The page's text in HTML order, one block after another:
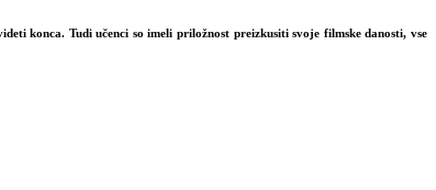
konca. Tudi učenci so imeli priložnost preizkusiti svoje filmske danosti, vse